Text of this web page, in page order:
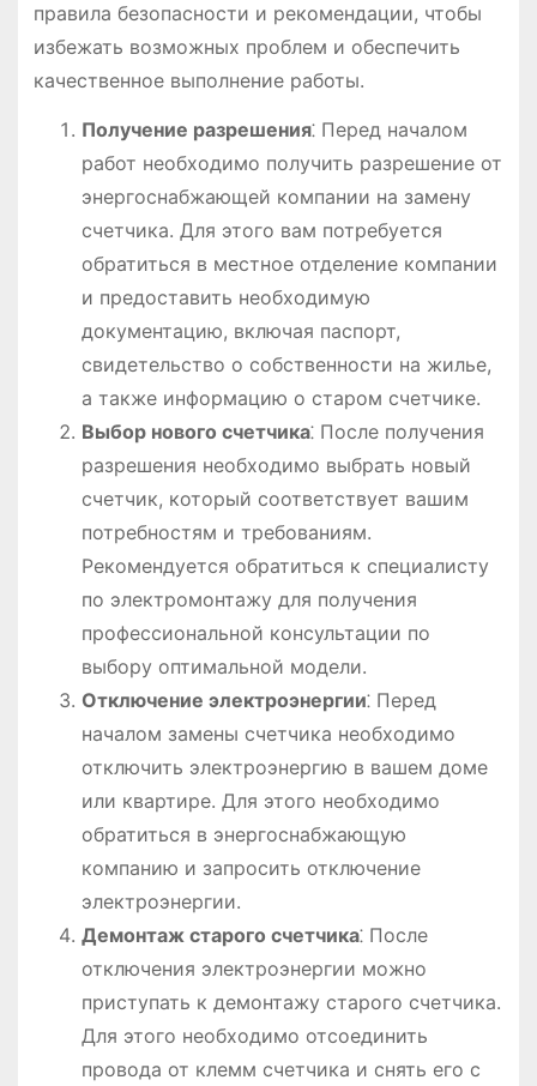
правила безопасности и рекомендации, чтобы
избежать возможных проблем и обеспечить
качественное выполнение работы.
Получение разрешения⁚ Перед началом
работ необходимо получить разрешение от
энергоснабжающей компании на замену
счетчика. Для этого вам потребуется
обратиться в местное отделение компании
и предоставить необходимую
документацию, включая паспорт,
свидетельство о собственности на жилье,
а также информацию о старом счетчике.
Выбор нового счетчика⁚ После получения
разрешения необходимо выбрать новый
счетчик, который соответствует вашим
потребностям и требованиям.
Рекомендуется обратиться к специалисту
по электромонтажу для получения
профессиональной консультации по
выбору оптимальной модели.
Отключение электроэнергии⁚ Перед
началом замены счетчика необходимо
отключить электроэнергию в вашем доме
или квартире. Для этого необходимо
обратиться в энергоснабжающую
компанию и запросить отключение
электроэнергии.
Демонтаж старого счетчика⁚ После
отключения электроэнергии можно
приступать к демонтажу старого счетчика.
Для этого необходимо отсоединить
провода от клемм счетчика и снять его с